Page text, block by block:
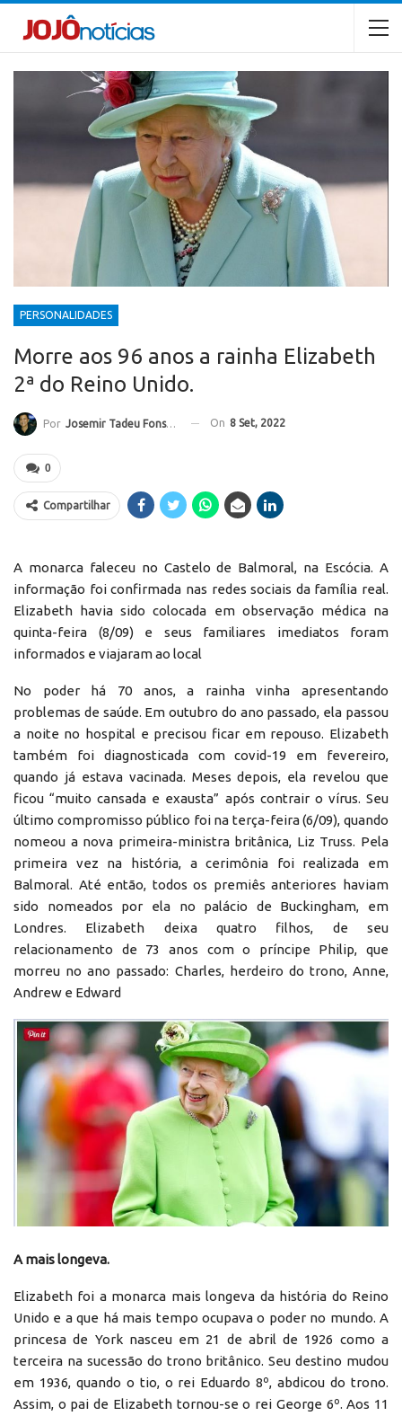
PERSONALIDADES
Morre aos 96 anos a rainha Elizabeth
2ª do Reino Unido.
Por Josemir Tadeu Fonseca On 8 Set, 2022
0
Compartilhar
A monarca faleceu no Castelo de Balmoral, na Escócia. A
informação foi confirmada nas redes sociais da família real.
Elizabeth havia sido colocada em observação médica na
quinta-feira (8/09) e seus familiares imediatos foram
informados e viajaram ao local
No poder há 70 anos, a rainha vinha apresentando
problemas de saúde. Em outubro do ano passado, ela passou
a noite no hospital e precisou ficar em repouso. Elizabeth
também foi diagnosticada com covid-19 em fevereiro,
quando já estava vacinada. Meses depois, ela revelou que
ficou “muito cansada e exausta” após contrair o vírus. Seu
último compromisso público foi na terça-feira (6/09), quando
nomeou a nova primeira-ministra britânica, Liz Truss. Pela
primeira vez na história, a cerimônia foi realizada em
Balmoral. Até então, todos os premiês anteriores haviam
sido nomeados por ela no palácio de Buckingham, em
Londres. Elizabeth deixa quatro filhos, de seu
relacionamento de 73 anos com o príncipe Philip, que
morreu no ano passado: Charles, herdeiro do trono, Anne,
Andrew e Edward
A mais longeva.
Elizabeth foi a monarca mais longeva da história do Reino
Unido e a que há mais tempo ocupava o poder no mundo. A
princesa de York nasceu em 21 de abril de 1926 como a
terceira na sucessão do trono britânico. Seu destino mudou
em 1936, quando o tio, o rei Eduardo 8º, abdicou do trono.
Assim, o pai de Elizabeth tornou-se o rei George 6º. Aos 11